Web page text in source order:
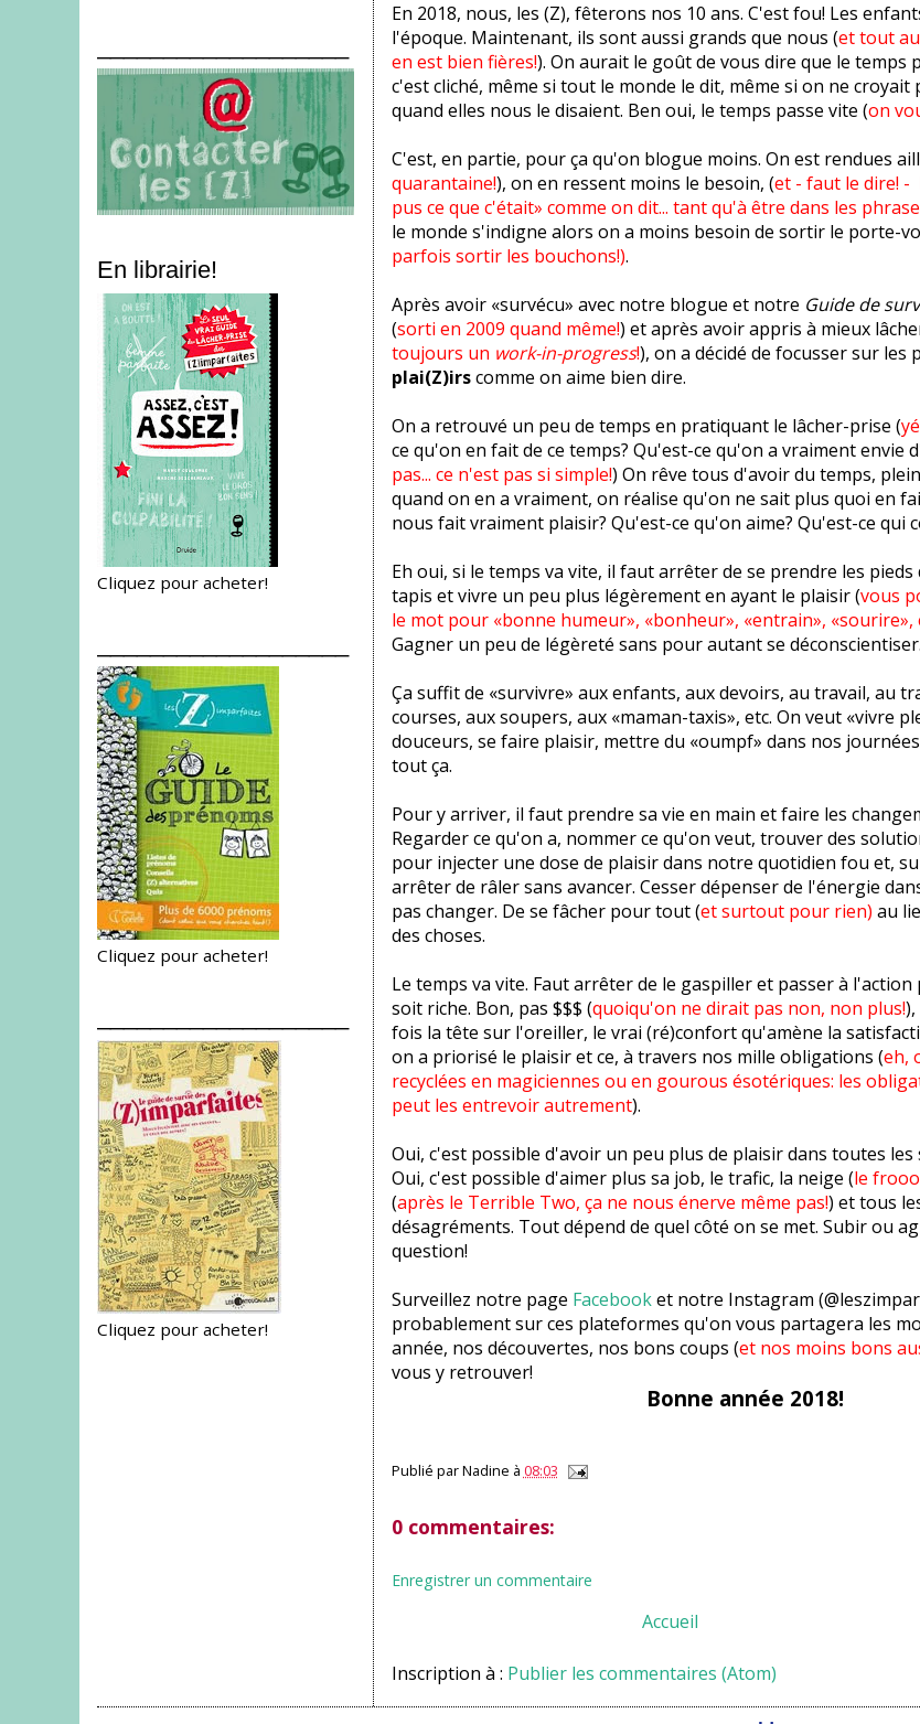
En librairie!
Cliquez pour acheter!
Cliquez pour acheter!
Cliquez pour acheter!
En 2018, nous, les (Z), fêterons nos 10 ans. C'est fou! Les
l'époque. Maintenant, ils sont aussi grands que nous (et tout
en est bien fières!). On aurait le goût de vous dire que le temps
c'est cliché, même si tout le monde le dit, même si on ne
quand elles nous le disaient. Ben oui, le temps passe vite (on
C'est, en partie, pour ça qu'on blogue moins. On est rendues
quarantaine!), on en ressent moins le besoin, (et - faut le dire! -
pus ce que c'était» comme on dit... tant qu'à être dans les
le monde s'indigne alors on a moins besoin de sortir le porte-
parfois sortir les bouchons!).
Après avoir «survécu» avec notre blogue et notre Guide de
(sorti en 2009 quand même!) et après avoir appris à mieux
toujours un work-in-progress!), on a décidé de focusser sur les
plai(Z)irscomme on aime bien dire.
On a retrouvé un peu de temps en pratiquant le lâcher-prise (
ce qu'on en fait de ce temps? Qu'est-ce qu'on a vraiment envie
pas... ce n'est pas si simple!) On rêve tous d'avoir du temps,
quand on en a vraiment, on réalise qu'on ne sait plus quoi en
nous fait vraiment plaisir? Qu'est-ce qu'on aime? Qu'est-ce qui
Eh oui, si le temps va vite, il faut arrêter de se prendre les pieds
tapis et vivre un peu plus légèrement en ayant le plaisir (vous
le mot pour «bonne humeur», «bonheur», «entrain», «sourire»,
Gagner un peu de légèreté sans pour autant se déconscientiser.
Ça suffit de «survivre» aux enfants, aux devoirs, au travail, au
courses, aux soupers, aux «maman-taxis», etc. On veut «vivre
douceurs, se faire plaisir, mettre du «oumpf» dans nos
tout ça.
Pour y arriver, il faut prendre sa vie en main et faire les
Regarder ce qu'on a, nommer ce qu'on veut, trouver des
pour injecter une dose de plaisir dans notre quotidien fou et,
arrêter de râler sans avancer. Cesser dépenser de l'énergie
pas changer. De se fâcher pour tout (et surtout pour rien) au
des choses.
Le temps va vite. Faut arrêter de le gaspiller et passer à
soit riche. Bon, pas $$$ (quoiqu'on ne dirait pas non, non plus!
fois la tête sur l'oreiller, le vrai (ré)confort qu'amène la
on a priorisé le plaisir et ce, à travers nos mille obligations (eh,
recyclées en magiciennes ou en gourous ésotériques: les
peut les entrevoir autrement).
Oui, c'est possible d'avoir un peu plus de plaisir dans toutes les
Oui, c'est possible d'aimer plus sa job, le trafic, la neige (le
(après le Terrible Two, ça ne nous énerve même pas!) et tous
désagréments. Tout dépend de quel côté on se met. Subir ou
question!
Surveillez notre page Facebooket notre Instagram
probablement sur ces plateformes qu'on vous partagera les
année, nos découvertes, nos bons coups (et nos moins bons
vous y retrouver!
Bonne année 2018!
Publié parNadine à 08:03
0 commentaires:
Enregistrer un commentaire
Accueil
Inscription à : Publier les commentaires (Atom)